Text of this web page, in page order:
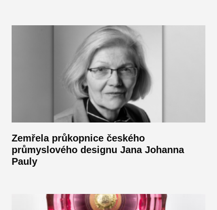
Zemřela průkopnice českého
průmyslového designu Jana Johanna
Pauly